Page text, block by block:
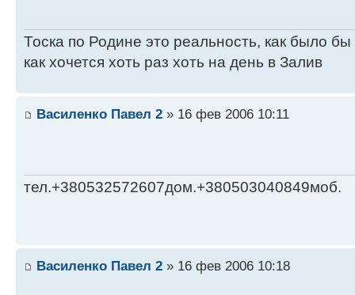
Тоска по Родине это реальность, как было
как хочется хоть раз хоть на день в Залив
Василенко Павел 2 » 16 фев 2006 10:11
тел.+380532572607дом.+380503040849моб.
Василенко Павел 2 » 16 фев 2006 10:18